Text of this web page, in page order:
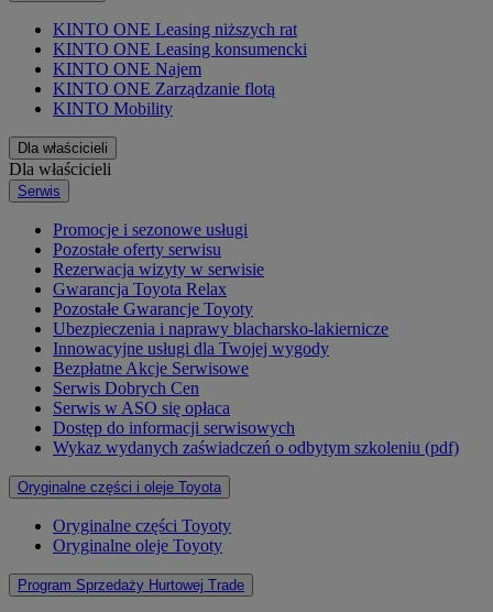
KINTO ONE Leasing niższych rat
KINTO ONE Leasing konsumencki
KINTO ONE Najem
KINTO ONE Zarządzanie flotą
KINTO Mobility
Dla właścicieli
Dla właścicieli
Serwis
Promocje i sezonowe usługi
Pozostałe oferty serwisu
Rezerwacja wizyty w serwisie
Gwarancja Toyota Relax
Pozostałe Gwarancje Toyoty
Ubezpieczenia i naprawy blacharsko-lakiernicze
Innowacyjne usługi dla Twojej wygody
Bezpłatne Akcje Serwisowe
Serwis Dobrych Cen
Serwis w ASO się opłaca
Dostęp do informacji serwisowych
Wykaz wydanych zaświadczeń o odbytym szkoleniu (pdf)
Oryginalne części i oleje Toyota
Oryginalne części Toyoty
Oryginalne oleje Toyoty
Program Sprzedaży Hurtowej Trade